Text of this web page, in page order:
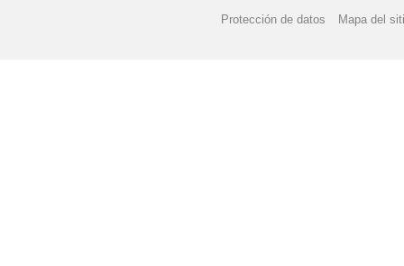
Protección de datos Mapa del